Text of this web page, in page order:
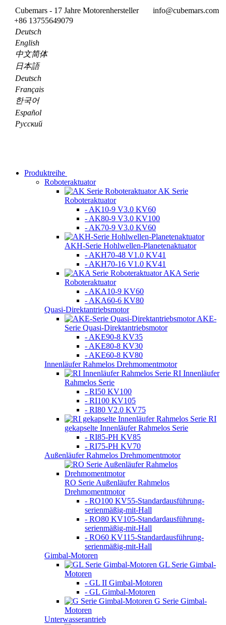
Cubemars - 17 Jahre Motorenhersteller
info@cubemars.com
+86 13755649079
Deutsch
English
中文简体
日本語
Deutsch
Français
한국어
Español
Pусский
Produktreihe
Roboteraktuator
AK Serie
Roboteraktuator
- AK10-9 V3.0 KV60
- AK80-9 V3.0 KV100
- AK70-9 V3.0 KV60
AKH-Serie Hohlwellen-Planetenaktuator
- AKH70-48 V1.0 KV41
- AKH70-16 V1.0 KV41
AKA Serie
Roboteraktuator
- AKA10-9 KV60
- AKA60-6 KV80
Quasi-Direktantriebsmotor
AKE-
Serie Quasi-Direktantriebsmotor
- AKE90-8 KV35
- AKE80-8 KV30
- AKE60-8 KV80
Innenläufer Rahmelos Drehmomentmotor
RI Innenläufer
Rahmelos Serie
- RI50 KV100
- RI100 KV105
- RI80 V2.0 KV75
RI
gekapselte Innenläufer Rahmelos Serie
- RI85-PH KV85
- RI75-PH KV70
Außenläufer Rahmelos Drehmomentmotor
RO Serie Außenläufer Rahmelos
Drehmomentmotor
- RO100 KV55-Standardausführung-
serienmäßig-mit-Hall
- RO80 KV105-Standardausführung-
serienmäßig-mit-Hall
- RO60 KV115-Standardausführung-
serienmäßig-mit-Hall
Gimbal-Motoren
GL Serie Gimbal-
Motoren
- GL II Gimbal-Motoren
- GL Gimbal-Motoren
G Serie Gimbal-
Motoren
Unterwasserantrieb